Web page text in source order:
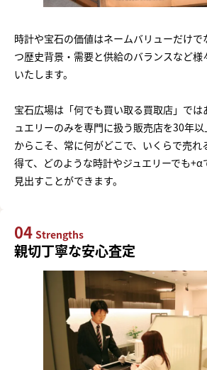
時計や宝石の価値はネームバリューだけ
つ歴史背景・需要と供給のバランスなど
いたします。
宝石広場は「何でも買い取る買取店」で
ュエリーのみを専門に扱う販売店を30年
からこそ、常に何がどこで、いくらで売れ
得て、どのような時計やジュエリーでも
見出すことができます。
04 Strengths
親切丁寧な安心査定